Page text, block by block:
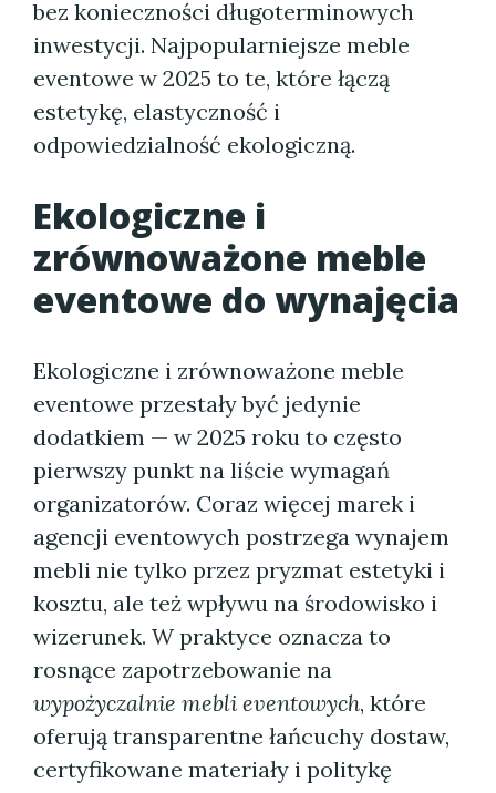
bez konieczności długoterminowych
inwestycji. Najpopularniejsze meble
eventowe w 2025 to te, które łączą
estetykę, elastyczność i
odpowiedzialność ekologiczną.
Ekologiczne i
zrównoważone meble
eventowe do wynajęcia
Ekologiczne i zrównoważone meble
eventowe przestały być jedynie
dodatkiem — w 2025 roku to często
pierwszy punkt na liście wymagań
organizatorów. Coraz więcej marek i
agencji eventowych postrzega wynajem
mebli nie tylko przez pryzmat estetyki i
kosztu, ale też wpływu na środowisko i
wizerunek. W praktyce oznacza to
rosnące zapotrzebowanie na
wypożyczalnie mebli eventowych, które
oferują transparentne łańcuchy dostaw,
certyfikowane materiały i politykę